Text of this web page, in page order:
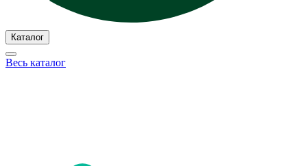
Каталог
Весь каталог